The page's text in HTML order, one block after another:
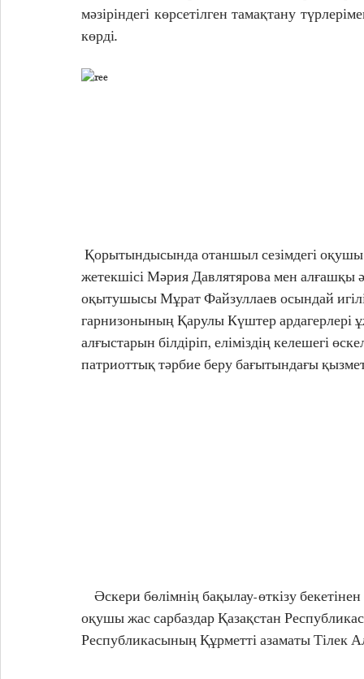
мәзіріндегі көрсетілген тамақтану
көрді.
жетекшісі Мәрия Давлятярова мен алғашқы
оқытушысы Мұрат Файзуллаев осындай
гарнизонының Қарулы Күштер ардагерлері
алғыстарын білдіріп, еліміздің келешегі
патриоттық тәрбие беру бағытындағы
оқушы жас сарбаздар Қазақстан
Республикасының Құрметті азаматы Тілек